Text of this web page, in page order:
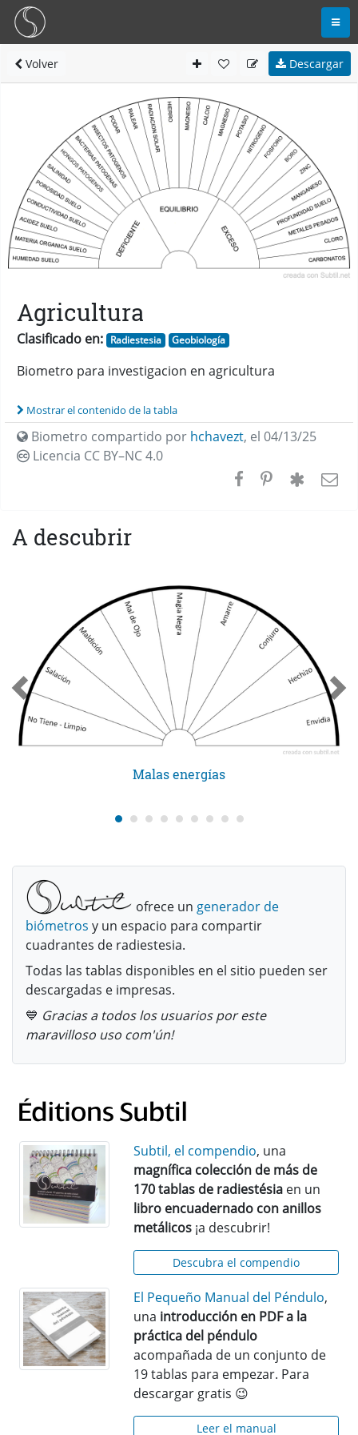
Volver Descargar
Agricultura
Clasificado en: Radiestesia Geobiología
Biometro para investigacion en agricultura
Mostrar el contenido de la tabla
Biometro compartido por hchavezt, el 04/13/25
Licencia CC BY–NC 4.0
A descubrir
Malas energías
ofrece un generador de
biómetros y un espacio para compartir
cuadrantes de radiestesia.
Todas las tablas disponibles en el sitio pueden ser
descargadas e impresas.
💙 Gracias a todos los usuarios por este
maravilloso uso com'ún!
Subtil, el compendio, una
magnífica colección de más de
170 tablas de radiestésia en un
libro encuadernado con anillos
metálicos ¡a descubrir!
Descubra el compendio
El Pequeño Manual del Péndulo,
una introducción en PDF a la
práctica del péndulo
acompañada de un conjunto de
19 tablas para empezar. Para
descargar gratis 😉
Leer el manual